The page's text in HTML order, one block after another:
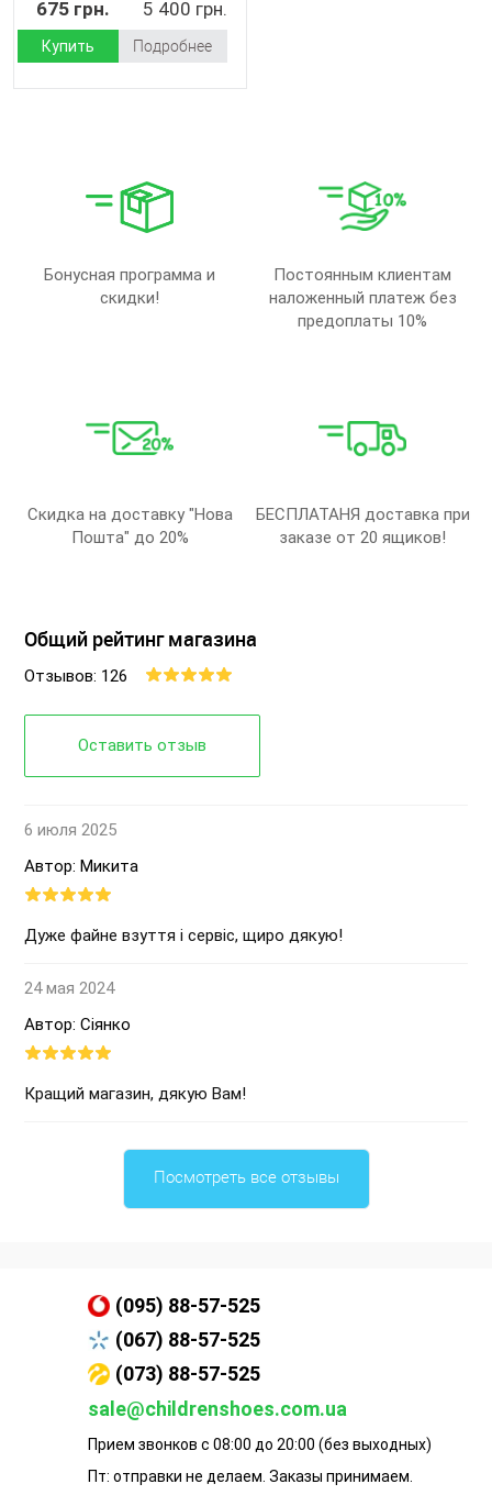
675 грн. 5 400 грн.
Купить Подробнее
Бонусная программа и
скидки!
Постоянным клиентам
наложенный платеж без
предоплаты 10%
Скидка на доставку "Нова
Пошта" до 20%
БЕСПЛАТАНЯ доставка при
заказе от 20 ящиков!
Общий рейтинг магазина
Отзывов: 126
Оставить отзыв
6 июля 2025
Автор: Микита
Дуже файне взуття і сервіс, щиро дякую!
24 мая 2024
Автор: Сіянко
Кращий магазин, дякую Вам!
Посмотреть все отзывы
(095) 88-57-525
(067) 88-57-525
(073) 88-57-525
sale@childrenshoes.com.ua
Прием звонков с 08:00 до 20:00 (без выходных)
Пт: отправки не делаем. Заказы принимаем.